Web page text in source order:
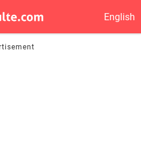
English